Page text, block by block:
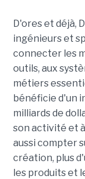
D'ores et déjà,
ingénieurs et
connecter les
outils, aux
métiers
bénéficie d'un
milliards de
son activité et
aussi compter
création, plus
les produits et